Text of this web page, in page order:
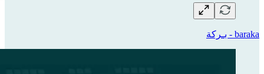
baraka - بـركة